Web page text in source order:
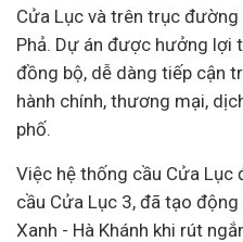
Cửa Lục và trên trục đường
Phả. Dự án được hưởng lợi
đồng bộ, dễ dàng tiếp cận
hành chính, thương mại,
phố.
Việc hệ thống cầu Cửa Lục
cầu Cửa Lục 3, đã tạo
Xanh - Hà Khánh khi rút